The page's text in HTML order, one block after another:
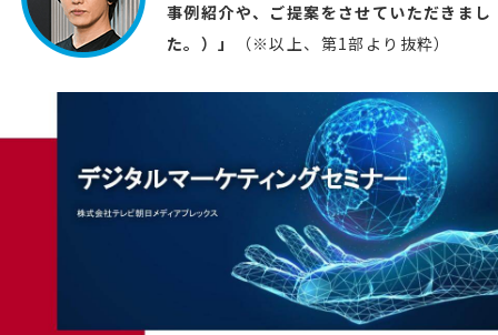
事例紹介や、ご提案をさせていただきまし
た。）」
（※以上、第1部より抜粋）